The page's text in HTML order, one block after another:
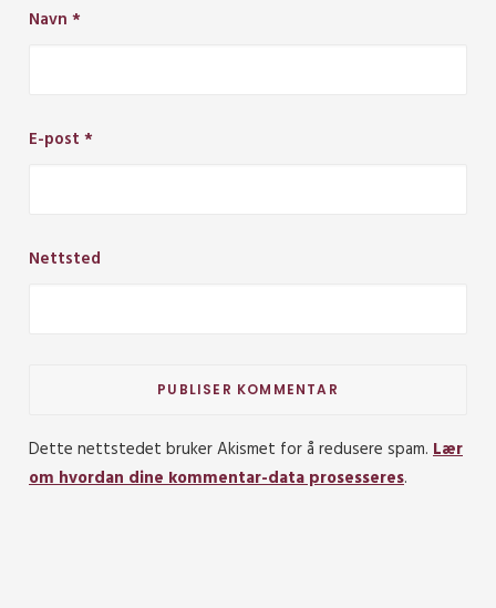
Navn *
E-post *
Nettsted
Dette nettstedet bruker Akismet for å redusere spam. Lær
om hvordan dine kommentar-data prosesseres.